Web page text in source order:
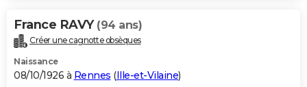
Bricolage
Lifestyle
Culture
Sport
Auto
Television
Voyage
Cinema
France RAVY (94 ans)
Créer une cagnotte obsèques
Naissance
08/10/1926 à Rennes (Ille-et-Vilaine)